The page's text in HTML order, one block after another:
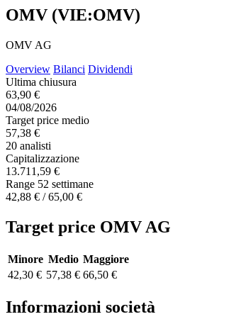
OMV (VIE:OMV)
OMV AG
Overview Bilanci Dividendi
Ultima chiusura
63,90 €
04/08/2026
Target price medio
57,38 €
20 analisti
Capitalizzazione
13.711,59 €
Range 52 settimane
42,88 € / 65,00 €
Target price OMV AG
Minore Medio Maggiore
42,30 € 57,38 € 66,50 €
Informazioni società